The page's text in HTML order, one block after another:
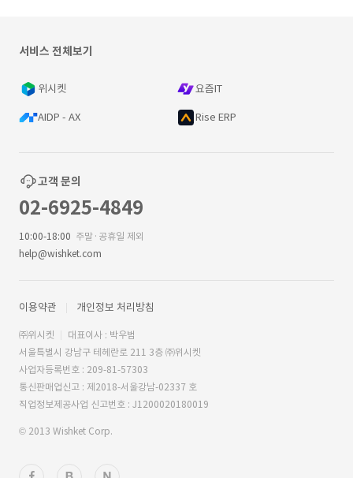
서비스 전체보기
위시켓 요즘IT
AIDP - AX Rise ERP
고객 문의
02-6925-4849
10:00-18:00 주말·공휴일 제외
help@wishket.com
이용약관 개인정보 처리방침
㈜위시켓
대표이사 : 박우범
서울특별시 강남구 테헤란로 211 3층 ㈜위시켓
사업자등록번호 : 209-81-57303
통신판매업신고 : 제2018-서울강남-02337 호
직업정보제공사업 신고번호 : J1200020180019
© 2013 Wishket Corp.